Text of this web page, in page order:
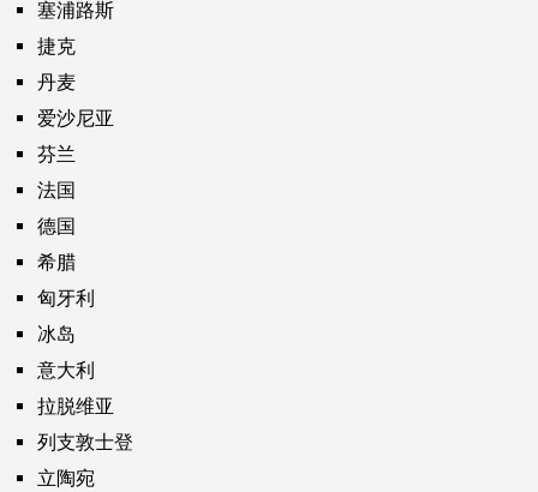
塞浦路斯
捷克
丹麦
爱沙尼亚
芬兰
法国
德国
希腊
匈牙利
冰岛
意大利
拉脱维亚
列支敦士登
立陶宛